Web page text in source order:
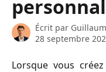
Écrit par
28 septembre
Lorsque vous